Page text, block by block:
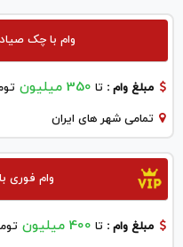
وام با چک
مبلغ وام : تا 350 میلیون
تمامی شهر های ایران
وام فوری
مبلغ وام : تا 400 میلیون